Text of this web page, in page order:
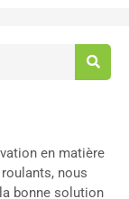
en matière
nous
bonne solution